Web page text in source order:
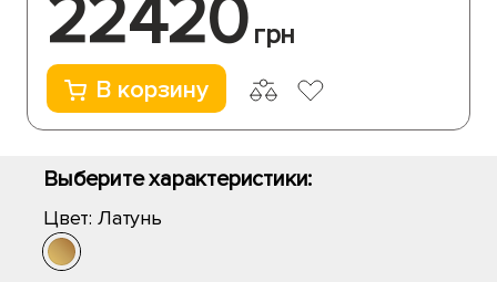
22420 грн
В корзину
Выберите характеристики:
Цвет: Латунь